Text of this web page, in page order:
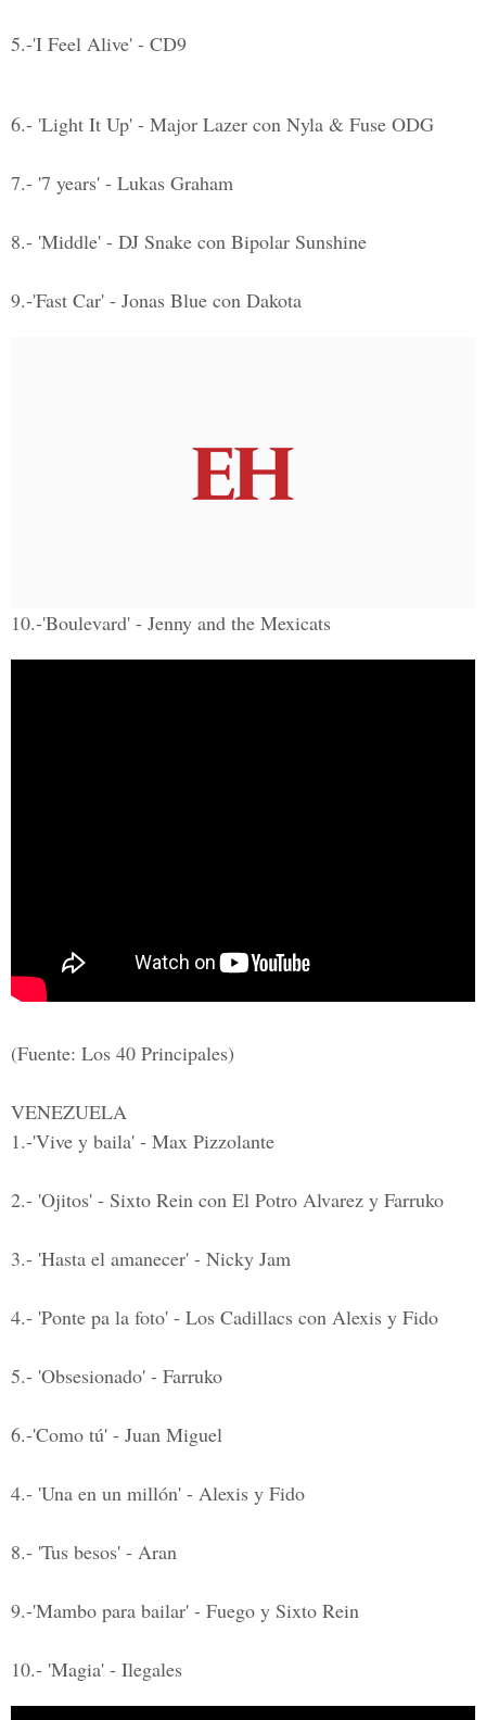
5.-'I Feel Alive' - CD9
6.- 'Light It Up' - Major Lazer con Nyla & Fuse ODG
7.- '7 years' - Lukas Graham
8.- 'Middle' - DJ Snake con Bipolar Sunshine
9.-'Fast Car' - Jonas Blue con Dakota
10.-'Boulevard' - Jenny and the Mexicats
(Fuente: Los 40 Principales)
VENEZUELA
1.-'Vive y baila' - Max Pizzolante
2.- 'Ojitos' - Sixto Rein con El Potro Alvarez y Farruko
3.- 'Hasta el amanecer' - Nicky Jam
4.- 'Ponte pa la foto' - Los Cadillacs con Alexis y Fido
5.- 'Obsesionado' - Farruko
6.-'Como tú' - Juan Miguel
4.- 'Una en un millón' - Alexis y Fido
8.- 'Tus besos' - Aran
9.-'Mambo para bailar' - Fuego y Sixto Rein
10.- 'Magia' - Ilegales